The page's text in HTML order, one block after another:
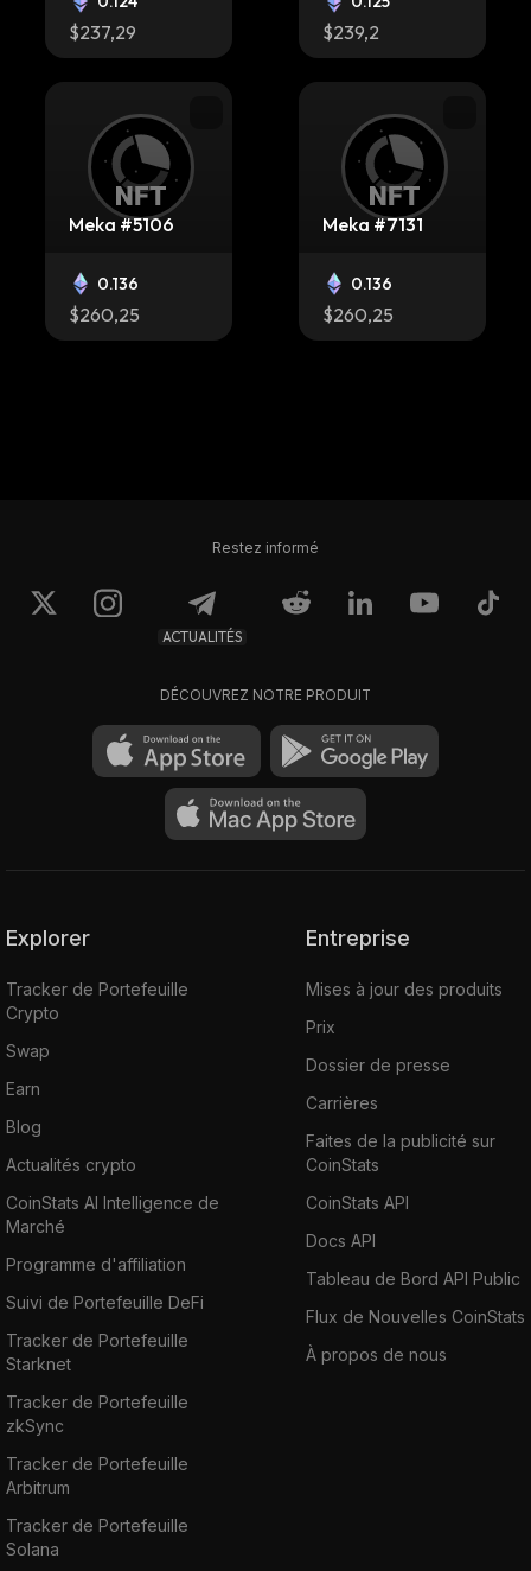
$237,29 $239,2
Meka #5106
0.136
$260,25
Meka #7131
0.136
$260,25
$260,25 $260,64
Restez informé
ACTUALITÉS
DÉCOUVREZ NOTRE PRODUIT
Explorer
Tracker de Portefeuille
Crypto
Swap
Earn
Blog
Actualités crypto
CoinStats AI Intelligence de
Marché
Programme d'affiliation
Suivi de Portefeuille DeFi
Tracker de Portefeuille
Starknet
Tracker de Portefeuille
zkSync
Tracker de Portefeuille
Arbitrum
Tracker de Portefeuille
Solana
Entreprise
Mises à jour des produits
Prix
Dossier de presse
Carrières
Faites de la publicité sur
CoinStats
CoinStats API
Docs API
Tableau de Bord API Public
Flux de Nouvelles CoinStats
À propos de nous